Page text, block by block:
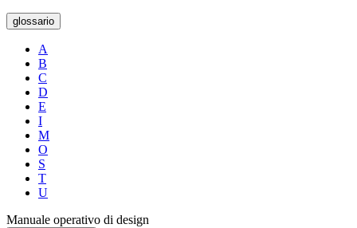
glossario
A
B
C
D
E
I
M
O
S
T
U
Manuale operativo di design